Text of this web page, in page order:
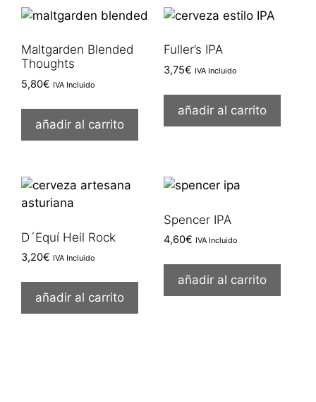
Maltgarden Blended
Thoughts
5,80€ IVA Incluido
añadir al carrito
Fuller’s IPA
3,75€ IVA Incluido
añadir al carrito
D´Equí Heil Rock
3,20€ IVA Incluido
añadir al carrito
Spencer IPA
4,60€ IVA Incluido
añadir al carrito